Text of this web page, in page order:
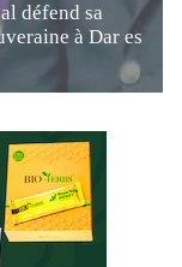
défend sa
à Dar es